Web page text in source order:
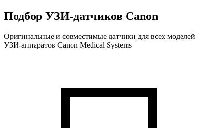
Подбор УЗИ-датчиков Canon
Оригинальные и совместимые датчики для всех моделей
УЗИ-аппаратов Canon Medical Systems